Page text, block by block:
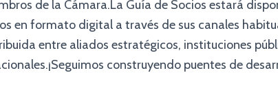
de la Cámara.La Guía de Socios estará
en formato digital a través de sus canales
entre aliados estratégicos, instituciones
construyendo puentes de